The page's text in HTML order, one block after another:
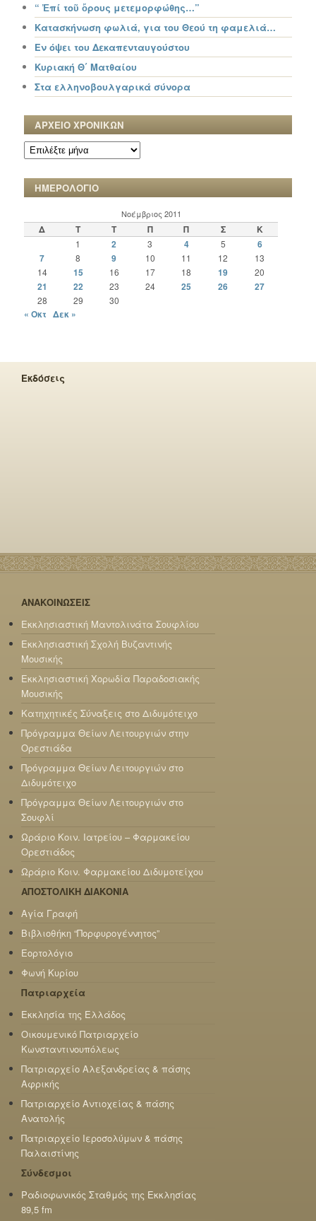
“ Ἐπί τοῦ ὄρους μετεμορφώθης…”
Κατασκήνωση φωλιά, για του Θεού τη φαμελιά…
Εν όψει του Δεκαπενταυγούστου
Κυριακή Θ΄ Ματθαίου
Στα ελληνοβουλγαρικά σύνορα
ΑΡΧΕΙΟ ΧΡΟΝΙΚΩΝ
ΑΡΧΕΙΟ
ΧΡΟΝΙΚΩΝ
ΗΜΕΡΟΛΟΓΙΟ
Νοέμβριος 2011
Δ Τ Τ Π Π Σ Κ
1 2 3 4 5
6
7
8 9 10 11 12
13
14
15 16 17 18 19 20
21 22 23 24 25 26 27
28 29 30
« Οκτ Δεκ »
Εκδόσεις
ΑΝΑΚΟΙΝΩΣΕΙΣ
Εκκλησιαστική Μαντολινάτα Σουφλίου
Εκκλησιαστική Σχολή Βυζαντινής
Μουσικής
Εκκλησιαστική Χορωδία Παραδοσιακής
Μουσικής
Κατηχητικές Σύναξεις στο Διδυμότειχο
Πρόγραμμα Θείων Λειτουργιών στην
Ορεστιάδα
Πρόγραμμα Θείων Λειτουργιών στο
Διδυμότειχο
Πρόγραμμα Θείων Λειτουργιών στο
Σουφλί
Ωράριο Κοιν. Ιατρείου – Φαρμακείου
Ορεστιάδος
Ωράριο Κοιν. Φαρμακείου Διδυμοτείχου
ΑΠΟΣΤΟΛΙΚΗ ΔΙΑΚΟΝΙΑ
Αγία Γραφή
Βιβλιοθήκη “Πορφυρογέννητος”
Εορτολόγιο
Φωνή Κυρίου
Πατριαρχεία
Εκκλησία της Ελλάδος
Οικουμενικό Πατριαρχείο
Κωνσταντινουπόλεως
Πατριαρχείο Αλεξανδρείας & πάσης
Αφρικής
Πατριαρχείο Αντιοχείας & πάσης
Ανατολής
Πατριαρχείο Ιεροσολύμων & πάσης
Παλαιστίνης
Σύνδεσμοι
Ραδιοφωνικός Σταθμός της Εκκλησίας
89,5 fm